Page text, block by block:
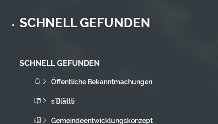
SCHNELL GEFUNDEN
SCHNELL GEFUNDEN
Öffentliche Bekanntmachungen
s`Blättli
Gemeindeentwicklungskonzept